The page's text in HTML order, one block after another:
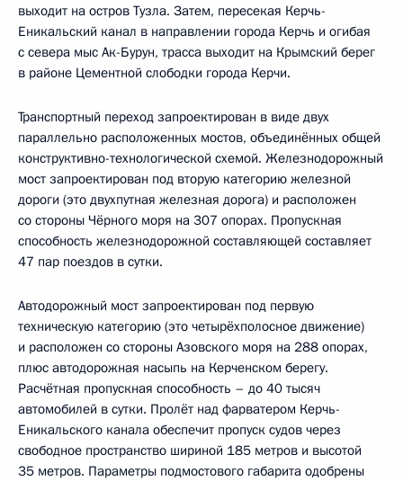
выходит на остров Тузла. Затем, пересекая Керчь-
Еникальский канал в направлении города Керчь и огибая
с севера мыс Ак-Бурун, трасса выходит на Крымский берег
в районе Цементной слободки города Керчи.
Транспортный переход запроектирован в виде двух
параллельно расположенных мостов, объединённых общей
конструктивно-технологической схемой. Железнодорожный
мост запроектирован под вторую категорию железной
дороги (это двухпутная железная дорога) и расположен
со стороны Чёрного моря на 307 опорах. Пропускная
способность железнодорожной составляющей составляет
47 пар поездов в сутки.
Автодорожный мост запроектирован под первую
техническую категорию (это четырёхполосное движение)
и расположен со стороны Азовского моря на 288 опорах,
плюс автодорожная насыпь на Керченском берегу.
Расчётная пропускная способность – до 40 тысяч
автомобилей в сутки. Пролёт над фарватером Керчь-
Еникальского канала обеспечит пропуск судов через
свободное пространство шириной 185 метров и высотой
35 метров. Параметры подмостового габарита одобрены